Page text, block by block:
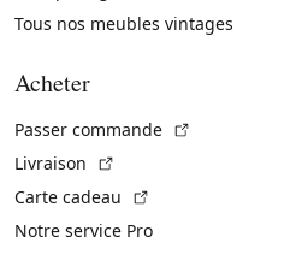
Tous nos meubles vintages
Acheter
Passer commande
Livraison
Carte cadeau
Notre service Pro